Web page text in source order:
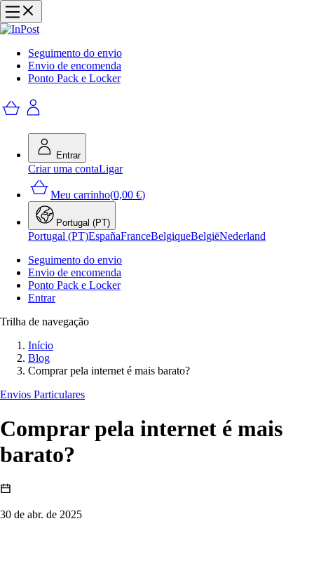
Seguimento do envio
Envio de encomenda
Ponto Pack e Locker
Entrar
Criar uma contaLigar
Meu carrinho(0,00 €)
Portugal (PT)
Portugal (PT)EspañaFranceBelgiqueBelgiëNederland
Seguimento do envio
Envio de encomenda
Ponto Pack e Locker
Entrar
Trilha de navegação
Início
Blog
Comprar pela internet é mais barato?
Envios Particulares
Comprar pela internet é mais
barato?
30 de abr. de 2025